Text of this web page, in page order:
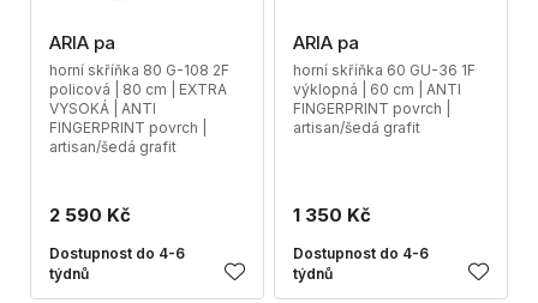
ARIA pa
horní skříňka 80 G-108 2F
policová | 80 cm | EXTRA
VYSOKÁ | ANTI
FINGERPRINT povrch |
artisan/šedá grafit
2 590 Kč
Dostupnost do 4-6
týdnů
ARIA pa
horní skříňka 60 GU-36 1F
výklopná | 60 cm | ANTI
FINGERPRINT povrch |
artisan/šedá grafit
1 350 Kč
Dostupnost do 4-6
týdnů